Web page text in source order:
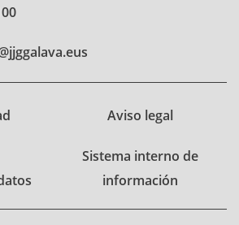
Aviso legal
Sistema interno de
información